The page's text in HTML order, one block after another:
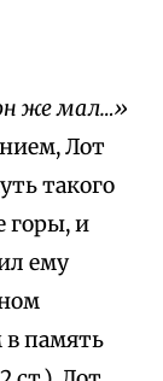
же мал…»
Лот
такого
горы, и
ему
память